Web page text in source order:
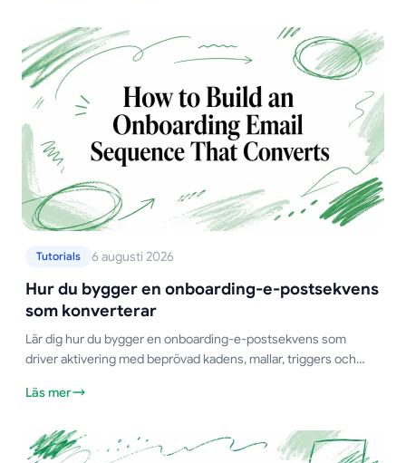
Tutorials 6 augusti 2026
Hur du bygger en onboarding-e-postsekvens
som konverterar
Lär dig hur du bygger en onboarding-e-postsekvens som
driver aktivering med beprövad kadens, mallar, triggers och
Läs mer